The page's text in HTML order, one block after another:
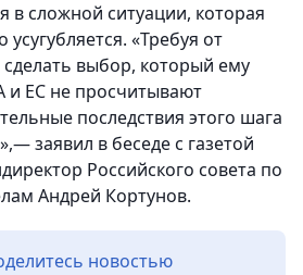
в сложной ситуации, которая
«Требуя от
выбор, который ему
и ЕС не просчитывают
последствия этого шага
заявил в беседе с газетой
Российского совета по
Андрей Кортунов.
новостью